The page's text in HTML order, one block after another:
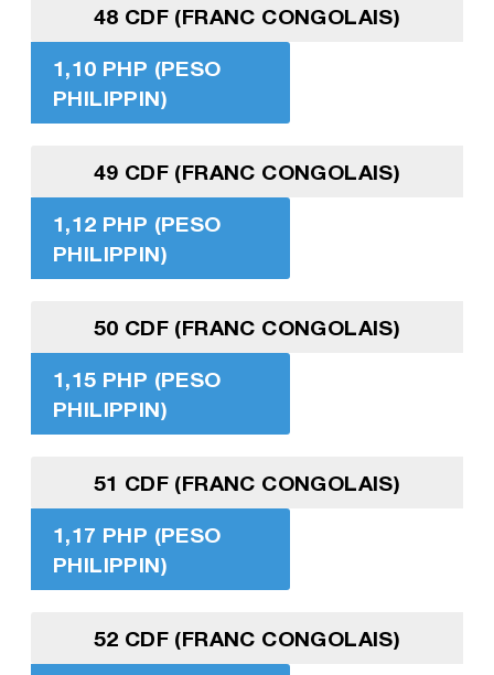
48 CDF (FRANC CONGOLAIS)
1,10 PHP (PESO
PHILIPPIN)
49 CDF (FRANC CONGOLAIS)
1,12 PHP (PESO
PHILIPPIN)
50 CDF (FRANC CONGOLAIS)
1,15 PHP (PESO
PHILIPPIN)
51 CDF (FRANC CONGOLAIS)
1,17 PHP (PESO
PHILIPPIN)
52 CDF (FRANC CONGOLAIS)